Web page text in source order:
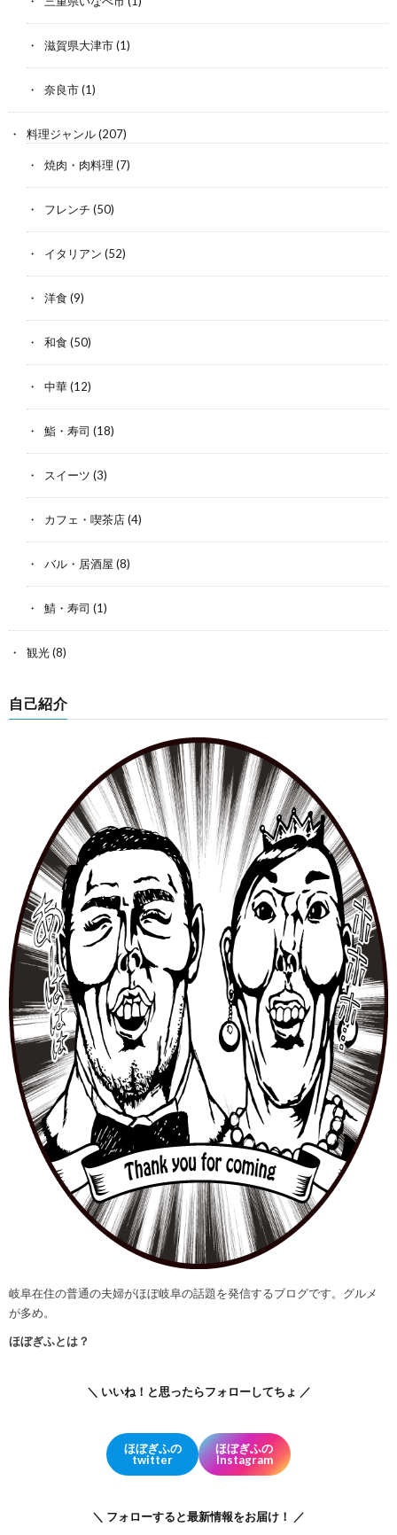
滋賀県大津市(1)
奈良市(1)
料理ジャンル(207)
焼肉・肉料理 (7)
フレンチ (50)
イタリアン (52)
洋食 (9)
和食 (50)
中華(12)
鮨・寿司 (18)
スイーツ (3)
カフェ・喫茶店(4)
バル・居酒屋 (8)
鯖・寿司 (1)
観光(8)
自己紹介
岐阜在住の普通の夫婦がほぼ岐阜の話題を発信するブログです。グルメ
が多め。
ほぼぎふとは？
＼ いいね！と思ったらフォローしてちょ ／
ほぼぎふの
twitter
ほぼぎふの
Instagram
＼ フォローすると最新情報をお届け！ ／